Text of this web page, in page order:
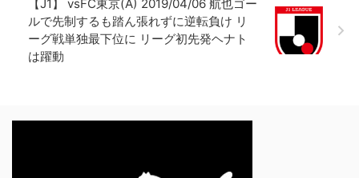
【J1】 vsFC東京(A) 2019/04/06 航也ゴー
ルで先制するも踏ん張れずに逆転負け リ
ーグ戦単独最下位に リーグ初先発ヘナト
は躍動